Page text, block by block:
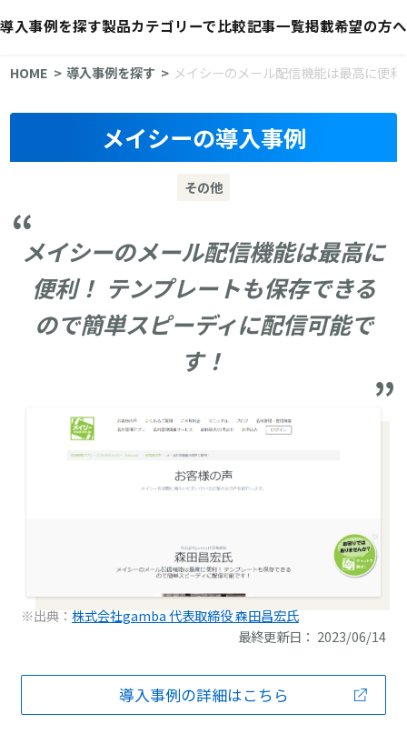
導入事例を探す製品カテゴリーで比較記事一覧掲載希望の方へ
HOME 導入事例を探す メイシーのメール配信機能は最高に便
メイシーの導入事例
その他
メイシーのメール配信機能は最高に
便利！ テンプレートも保存できる
ので簡単スピーディに配信可能で
す！
※出典： 株式会社gamba 代表取締役 森田昌宏氏
最終更新日： 2023/06/14
導入事例の詳細はこちら